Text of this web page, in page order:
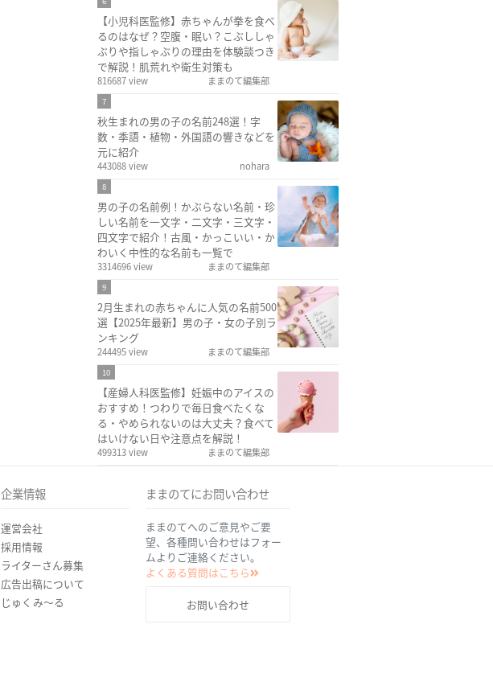
【小児科医監修】赤ちゃんが拳を食べ
るのはなぜ？空腹・眠い？こぶししゃ
ぶりや指しゃぶりの理由を体験談つき
で解説！肌荒れや衛生対策も
816687 view ままのて編集部
7
秋生まれの男の子の名前248選！字
数・季語・植物・外国語の響きなどを
元に紹介
443088 view nohara
8
男の子の名前例！かぶらない名前・珍
しい名前を一文字・二文字・三文字・
四文字で紹介！古風・かっこいい・か
わいく中性的な名前も一覧で
3314696 view ままのて編集部
9
2月生まれの赤ちゃんに人気の名前500
選【2025年最新】男の子・女の子別ラ
ンキング
244495 view ままのて編集部
10
【産婦人科医監修】妊娠中のアイスの
おすすめ！つわりで毎日食べたくな
る・やめられないのは大丈夫？食べて
はいけない日や注意点を解説！
499313 view ままのて編集部
企業情報
運営会社
採用情報
ライターさん募集
広告出稿について
じゅくみ〜る
ままのてにお問い合わせ
ままのてへのご意見やご要
望、各種問い合わせはフォー
ムよりご連絡ください。
よくある質問はこちら
お問い合わせ